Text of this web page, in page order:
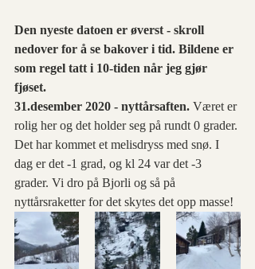
Den nyeste datoen er øverst - skroll
nedover for å se bakover i tid. Bildene er
som regel tatt i 10-tiden når jeg gjør
fjøset.
31.desember 2020 - nyttårsaften. Været er
rolig her og det holder seg på rundt 0 grader.
Det har kommet et melisdryss med snø. I
dag er det -1 grad, og kl 24 var det -3
grader. Vi dro på Bjorli og så på
nyttårsraketter for det skytes det opp masse!